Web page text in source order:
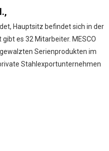
Hauptsitz befindet sich in der
es 32 Mitarbeiter. MESCO
Serienprodukten im
Stahlexportunternehmen